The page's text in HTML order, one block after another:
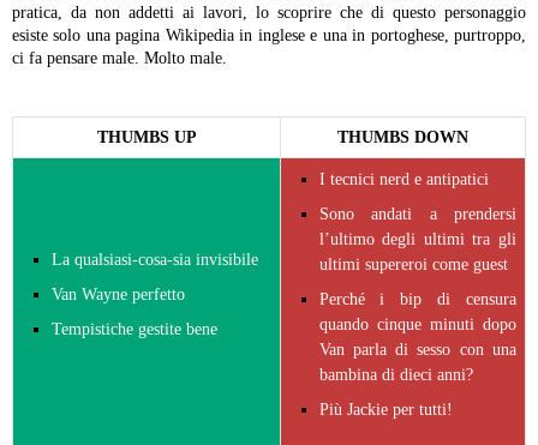
pratica, da non addetti ai lavori, lo scoprire che di questo personaggio
esiste solo una pagina Wikipedia in inglese e una in portoghese, purtroppo,
ci fa pensare male. Molto male.
THUMBS UP THUMBS DOWN
La qualsiasi-cosa-sia invisibile
Van Wayne perfetto
Tempistiche gestite bene
I tecnici nerd e antipatici
Sono andati a prendersi
l’ultimo degli ultimi tra gli
ultimi supereroi come guest
Perché i bip di censura
quando cinque minuti dopo
Van parla di sesso con una
bambina di dieci anni?
Più Jackie per tutti!